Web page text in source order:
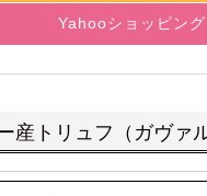
Yahooショッピング
産トリュフ（ガヴァ